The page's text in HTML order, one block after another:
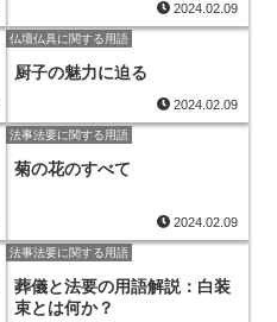
2024.02.09
仏壇仏具に関する用語
厨子の魅力に迫る
2024.02.09
法事法要に関する用語
菊の花のすべて
2024.02.09
法事法要に関する用語
葬儀と法要の用語解説：白装
束とは何か？